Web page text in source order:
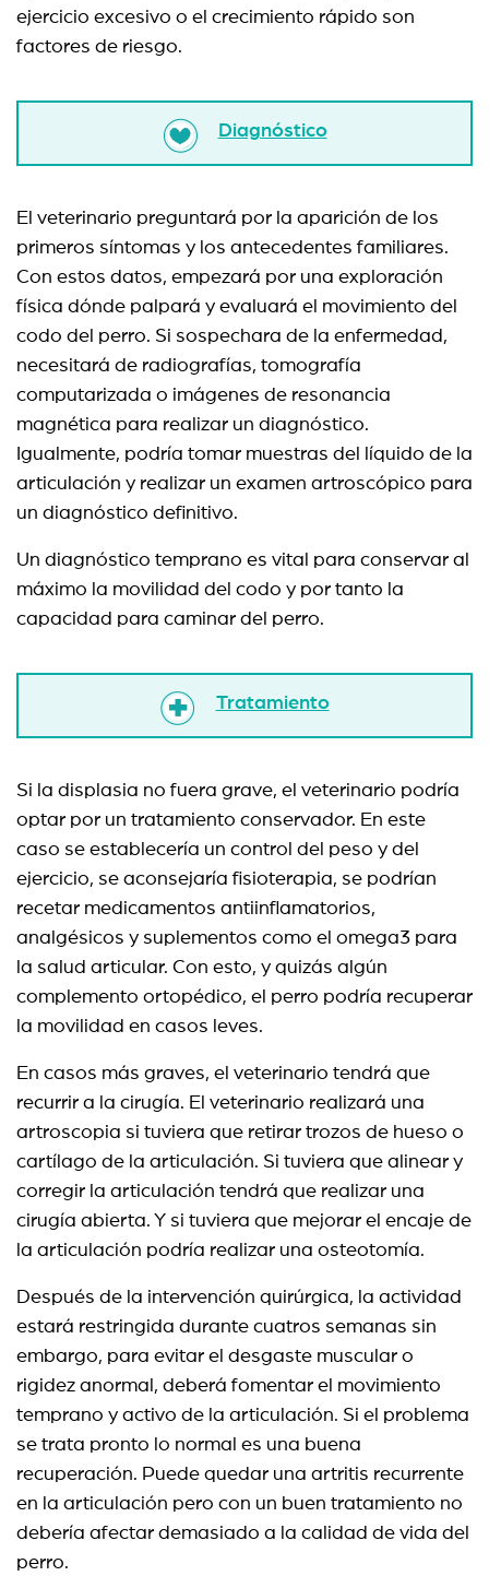
ejercicio excesivo o el crecimiento rápido son
factores de riesgo.
Diagnóstico
El veterinario preguntará por la aparición de los
primeros síntomas y los antecedentes familiares.
Con estos datos, empezará por una exploración
física dónde palpará y evaluará el movimiento del
codo del perro. Si sospechara de la enfermedad,
necesitará de radiografías, tomografía
computarizada o imágenes de resonancia
magnética para realizar un diagnóstico.
Igualmente, podría tomar muestras del líquido de la
articulación y realizar un examen artroscópico para
un diagnóstico definitivo.
Un diagnóstico temprano es vital para conservar al
máximo la movilidad del codo y por tanto la
capacidad para caminar del perro.
Tratamiento
Si la displasia no fuera grave, el veterinario podría
optar por un tratamiento conservador. En este
caso se establecería un control del peso y del
ejercicio, se aconsejaría fisioterapia, se podrían
recetar medicamentos antiinflamatorios,
analgésicos y suplementos como el omega3 para
la salud articular. Con esto, y quizás algún
complemento ortopédico, el perro podría recuperar
la movilidad en casos leves.
En casos más graves, el veterinario tendrá que
recurrir a la cirugía. El veterinario realizará una
artroscopia si tuviera que retirar trozos de hueso o
cartílago de la articulación. Si tuviera que alinear y
corregir la articulación tendrá que realizar una
cirugía abierta. Y si tuviera que mejorar el encaje de
la articulación podría realizar una osteotomía.
Después de la intervención quirúrgica, la actividad
estará restringida durante cuatros semanas sin
embargo, para evitar el desgaste muscular o
rigidez anormal, deberá fomentar el movimiento
temprano y activo de la articulación. Si el problema
se trata pronto lo normal es una buena
recuperación. Puede quedar una artritis recurrente
en la articulación pero con un buen tratamiento no
debería afectar demasiado a la calidad de vida del
perro.